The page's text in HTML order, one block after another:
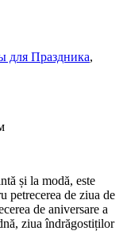
для Праздника,
și la modă, este
petrecerea de ziua de
de aniversare a
ziua îndrăgostiților